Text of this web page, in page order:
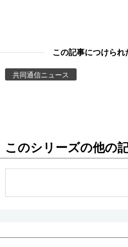
Images
People
公式SNS
この記事につけられ
共同通信ニュース
このシリーズの他の